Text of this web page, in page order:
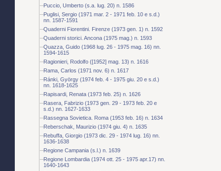
Puccio, Umberto (s.a. lug. 20) n. 1586
Puglisi, Sergio (1971 mar. 2 - 1971 feb. 10 e s.d.)
nn. 1587-1591
Quaderni Fiorentini. Firenze (1973 gen. 1) n. 1592
Quaderni storici. Ancona (1975 mag.) n. 1593
Quazza, Guido (1968 lug. 26 - 1975 mag. 16) nn.
1594-1615
Ragionieri, Rodolfo ([1952] mag. 13) n. 1616
Rama, Carlos (1971 nov. 6) n. 1617
Ránki, György (1974 feb. 4 - 1975 giu. 20 e s.d.)
nn. 1618-1625
Rapisardi, Renata (1973 feb. 25) n. 1626
Rasera, Fabrizio (1973 gen. 29 - 1973 feb. 20 e
s.d.) nn. 1627-1633
Rassegna Sovietica. Roma (1953 feb. 16) n. 1634
Reberschak, Maurizio (1974 giu. 4) n. 1635
Rebuffa, Giorgio (1973 dic. 29 - 1974 lug. 16) nn.
1636-1638
Regione Campania (s.l.) n. 1639
Regione Lombardia (1974 ott. 25 - 1975 apr.17) nn.
1640-1643